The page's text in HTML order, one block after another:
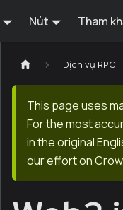
Nút Tham
Dịch vụ RPC
This page uses
For the most
in the original
our effort on